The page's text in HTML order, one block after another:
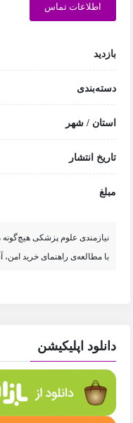
اطلاعات تماس
بازدید
دسته‌بندی
استان / شهر
تاریخ انتشار
مبلغ
نیازمندی علوم پزشکی هیچ‌گونه
با مطالعه‌ی راهنمای خرید امن،
دانلود اپلیکیشن